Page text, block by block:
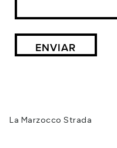
La Marzocco Strada